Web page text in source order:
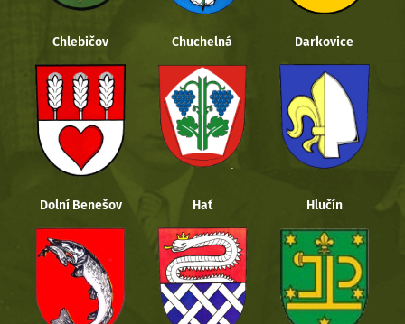
Chlebičov Chuchelná Darkovice
Dolní Benešov Hať Hlučín